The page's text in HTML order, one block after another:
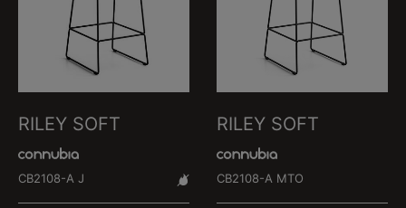
RILEY SOFT
CB2108-A J
RILEY SOFT
CB2108-A MTO